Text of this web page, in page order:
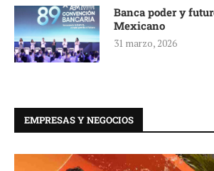
Banca poder y
Mexicano
31 marzo, 2026
EMPRESAS Y NEGOCIOS